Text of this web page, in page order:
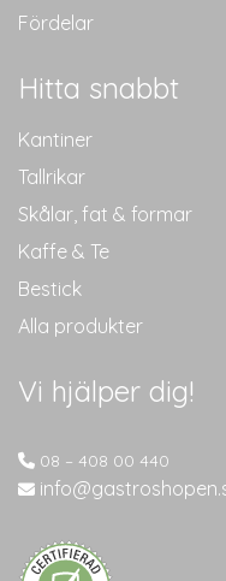
Fördelar
Hitta snabbt
Kantiner
Tallrikar
Skålar, fat & formar
Kaffe & Te
Bestick
Alla produkter
Vi hjälper dig!
08 – 408 00 440